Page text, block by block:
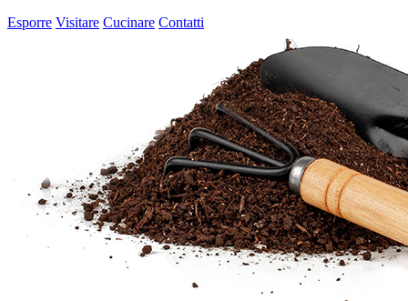
Esporre Visitare Cucinare Contatti